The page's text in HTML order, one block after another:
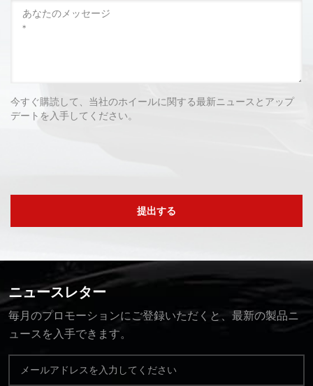
今すぐ購読して、当社のホイールに関する最新ニュースとアップ
デートを入手してください。
提出する
ニュースレター
毎月のプロモーションにご登録いただくと、最新の製品ニ
ュースを入手できます。